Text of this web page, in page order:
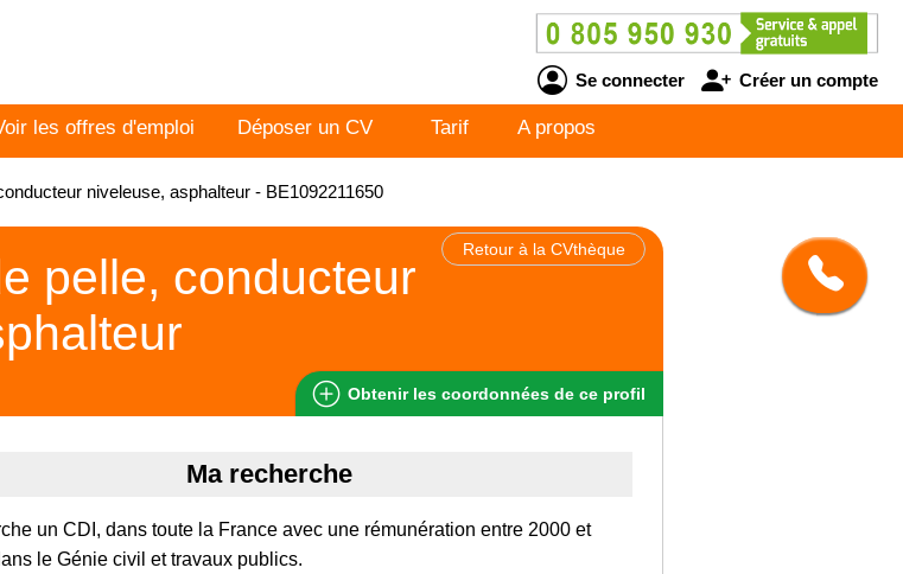
Se connecter Créer un compte
les offres d'emploi Déposer un CV Tarif A propos
niveleuse, asphalteur - BE1092211650
Retour à la CVthèque
pelle, conducteur
Obtenir les coordonnées de ce profil
Ma recherche
un CDI, dans toute la France avec une rémunération entre 2000 et
le Génie civil et travaux publics.